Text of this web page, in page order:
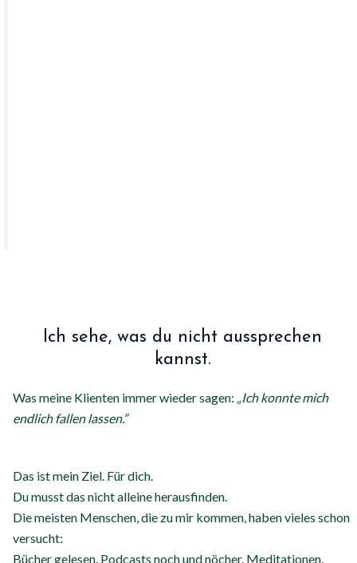
Ich sehe, was du nicht aussprechen
kannst.
Was meine Klienten immer wieder sagen: „Ich konnte mich
endlich fallen lassen.”
Das ist mein Ziel. Für dich.
Du musst das nicht alleine herausfinden.
Die meisten Menschen, die zu mir kommen, haben vieles schon
versucht:
Bücher gelesen. Podcasts noch und nöcher. Meditationen.